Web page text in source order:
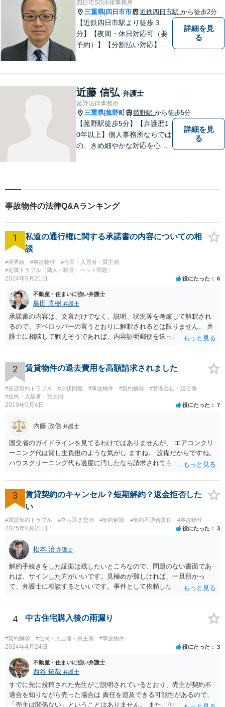
四日市SG法律事務所
三重県| 四日市市 近鉄四日市駅 から徒歩2分
【近鉄四日市駅より徒歩３
分】【夜間・休日対応可（要
予約）】【分割払い対応】
して、一緒に解決方法を考え
る手助けをさせていただけれ
ばと思いますので、お気軽に
ご相談ください。
詳細を見
る
近藤 信弘 弁護士
菰野法律事務所
三重県|菰野町 菰野駅 から徒歩5分
【菰野駅徒歩5分】【弁護歴1
0年以上】個人事務所ならでは
の、きめ細やかな対応を心が
行います！【完全個室】
詳細を見
る
事故物件の法律Q&Aランキング
1
私道の通行権に関する承諾書の内容についての相
談
#境界線 #事故物件
#住民・入居者・買主側
#近隣トラブル（隣人・騒音・ペット問題）
2024年9月21日 役にたった 6
不動産・住まいに強い弁護士
島田 直樹 弁護士
承諾書の内容は、文言だけでなく、説明、状況等を考慮して解釈され
るので、デベロッパーの言うとおりに解釈されるとは限りません。 弁
護士に相談して戦えそうであれば、内容証明郵便を送ったうえで、デ
2 賃貸物件の退去費用を高額請求されました
#賃貸契約トラブル #原状回復 #事故物件 #契約解除
#管理会社・組合側
#住民・入居者・買主側
2019年5月4日 役にたった 7
内藤 政信 弁護士
国交省のガイドラインを見てるわけではありませんが、 エアコンクリ
ーニング代は貸し主負担のような気がし ますね。 設備だからですね。
ハウスクリーニング代も過度に汚したなら請求されても 仕方ないでし
の借主のための清掃だと思いますね。 ほっといて争ってみたらいいで
しょう。
3
賃貸契約のキャンセル？短期解約？返金拒否した
い
#賃貸契約トラブル #立ち退き交渉 #契約解除 #契約不適合責任 #事故物件
2025年8月21日 役にたった 3
松本 治 弁護士
解約手続きをした証拠は残したいところなので、問題のない書面であ
れば、サインした方がいいです。見極めが難しければ、一旦預かっ
て、弁護士に相談するといいです。事件として依頼しなくても、それ
4 中古住宅購入後の雨漏り
#契約解除 #住民・入居者・買主側 #事故物件
2024年4月24日 役にたった 3
不動産・住まいに強い弁護士
西谷 拓哉 弁護士
すでに先に投稿された先生がご説明されているとおり、売主が契約不
適合を知りながら売った場合は 責任を追及できる可能性があるので、
「売主は関係ない」ということはありません。 また、仲介業者も、当